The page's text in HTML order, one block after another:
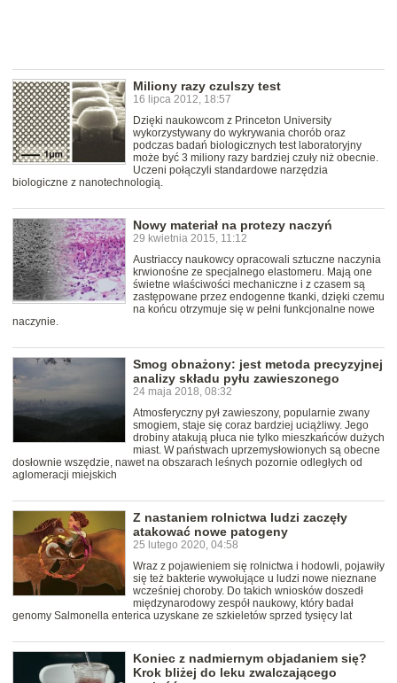
Miliony razy czulszy test
16 lipca 2012, 18:57
Dzięki naukowcom z Princeton University
wykorzystywany do wykrywania chorób oraz
podczas badań biologicznych test laboratoryjny
może być 3 miliony razy bardziej czuły niż obecnie.
Uczeni połączyli standardowe narzędzia
biologiczne z nanotechnologią.
Nowy materiał na protezy naczyń
29 kwietnia 2015, 11:12
Austriaccy naukowcy opracowali sztuczne naczynia
krwionośne ze specjalnego elastomeru. Mają one
świetne właściwości mechaniczne i z czasem są
zastępowane przez endogenne tkanki, dzięki czemu
na końcu otrzymuje się w pełni funkcjonalne nowe
naczynie.
Smog obnażony: jest metoda precyzyjnej
analizy składu pyłu zawieszonego
24 maja 2018, 08:32
Atmosferyczny pył zawieszony, popularnie zwany
smogiem, staje się coraz bardziej uciążliwy. Jego
drobiny atakują płuca nie tylko mieszkańców dużych
miast. W państwach uprzemysłowionych są obecne
dosłownie wszędzie, nawet na obszarach leśnych pozornie odległych od
aglomeracji miejskich
Z nastaniem rolnictwa ludzi zaczęły
atakować nowe patogeny
25 lutego 2020, 04:58
Wraz z pojawieniem się rolnictwa i hodowli, pojawiły
się też bakterie wywołujące u ludzi nowe nieznane
wcześniej choroby. Do takich wniosków doszedł
międzynarodowy zespół naukowy, który badał
genomy Salmonella enterica uzyskane ze szkieletów sprzed tysięcy lat
Koniec z nadmiernym objadaniem się?
Krok bliżej do leku zwalczającego